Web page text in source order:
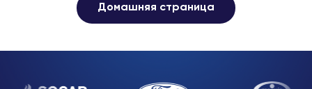
Домашняя страница